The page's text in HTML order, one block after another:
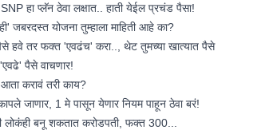
हा प्लॅन ठेवा लक्षात.. हाती येईल प्रचंड पैसा!
योजना तुम्हाला माहिती आहे का?
हवे तर फक्त 'एवढंच' करा.., थेट तुमच्या खात्यात पैसे
पैसे वाचणार!
करावं तरी काय?
जाणार, 1 मे पासून येणार नियम पाहून ठेवा बरं!
बनू शकतात करोडपती, फक्त 300...